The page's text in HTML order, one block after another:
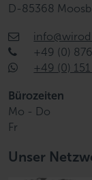
D-85368
+49 (0)
+49 (0)
Bürozeiten
Mo - Do
Fr
Unser